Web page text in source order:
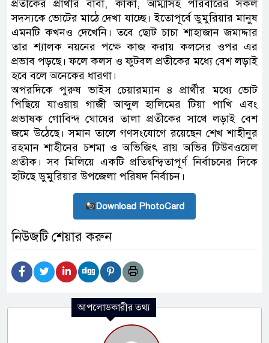
প্রতীকের প্রার্থীর বাবা, কাকা, আম্মাসহ পরিবারের সকল
সদস্যকে ভোটের মাঠে দেখা যাচ্ছে। ইতোপূর্বে ডুমুরিয়ার মানুষ
এমনটি কখনও দেখেনি। তবে ছোট চাচা শাহাজান জমাদ্দার
তার শ্যালক নয়নের পক্ষে কাজ করায় কলসের ওপর এর
প্রভাব পড়ছে। ফলে কলস ও ফুটবল প্রতীকের মধ্যে বেশ লড়াই
হবে বলে অনেকের ধারণা।
অপরদিকে পুরুষ ভাইস চেয়ারম্যান ৪ প্রার্থীর মধ্যে ভোট
পিছিয়ে যাওয়ায় গাজী আব্দুল হালিমের টিয়া পাখি এবং
প্রভাষক গোবিন্দ ঘোষের তালা প্রতীকের সাথে লড়াই বেশ
জমে উঠেছে। সমান তালে গণসংযোগে রয়েছেন শেখ শাহীনুর
রহমান শাহীনের চশমা ও অভিজিৎ রায় অভির টিউবওয়েল
প্রতীক। সব মিলিয়ে একটি প্রতিদ্বন্দ্বিতাপূর্ণ নির্বাচনের দিকে
হাঁটছে ডুমুরিয়ার উপজেলা পরিষদ নির্বাচন।
Download PhotoCard
নিউজটি শেয়ার করুন
আপলোডকারীর তথ্য